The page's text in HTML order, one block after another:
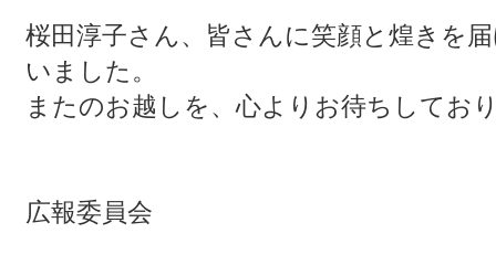
桜田淳子さん、皆さんに笑顔と煌きを
いました。
またのお越しを、心よりお待ちしてお
広報委員会